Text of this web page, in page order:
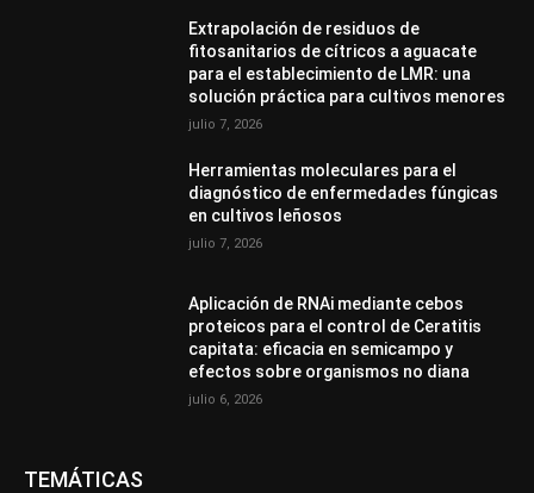
Extrapolación de residuos de
fitosanitarios de cítricos a aguacate
para el establecimiento de LMR: una
solución práctica para cultivos menores
julio 7, 2026
Herramientas moleculares para el
diagnóstico de enfermedades fúngicas
en cultivos leñosos
julio 7, 2026
Aplicación de RNAi mediante cebos
proteicos para el control de Ceratitis
capitata: eficacia en semicampo y
efectos sobre organismos no diana
julio 6, 2026
TEMÁTICAS